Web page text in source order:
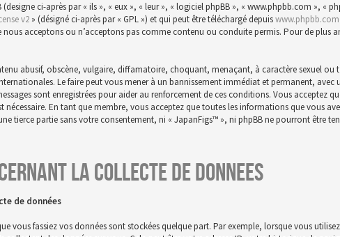
ci-après par « ils », « eux », « leur », « logiciel phpBB », « www.phpbb.com », «
v2 » (désigné ci-après par « GPL ») et qui peut être téléchargé depuiswww.phpbb.com
nous acceptons ou n’acceptons pas comme contenu ou conduite permis. Pour de plus
abusif, obscène, vulgaire, diffamatoire, choquant, menaçant, à caractère sexuel
Le faire peut vous mener à un bannissement immédiat et permanent,
sont enregistrées pour aider au renforcement de ces conditions. Vous
nécessaire. En tant que membre, vous acceptez que toutes les informations que vous
tierce partie sans votre consentement, ni « JapanFigs™ », ni phpBB ne pourront être
la collecte de donnees
de données
vous fassiez vos données sont stockées quelque part. Par exemple, lorsque vous